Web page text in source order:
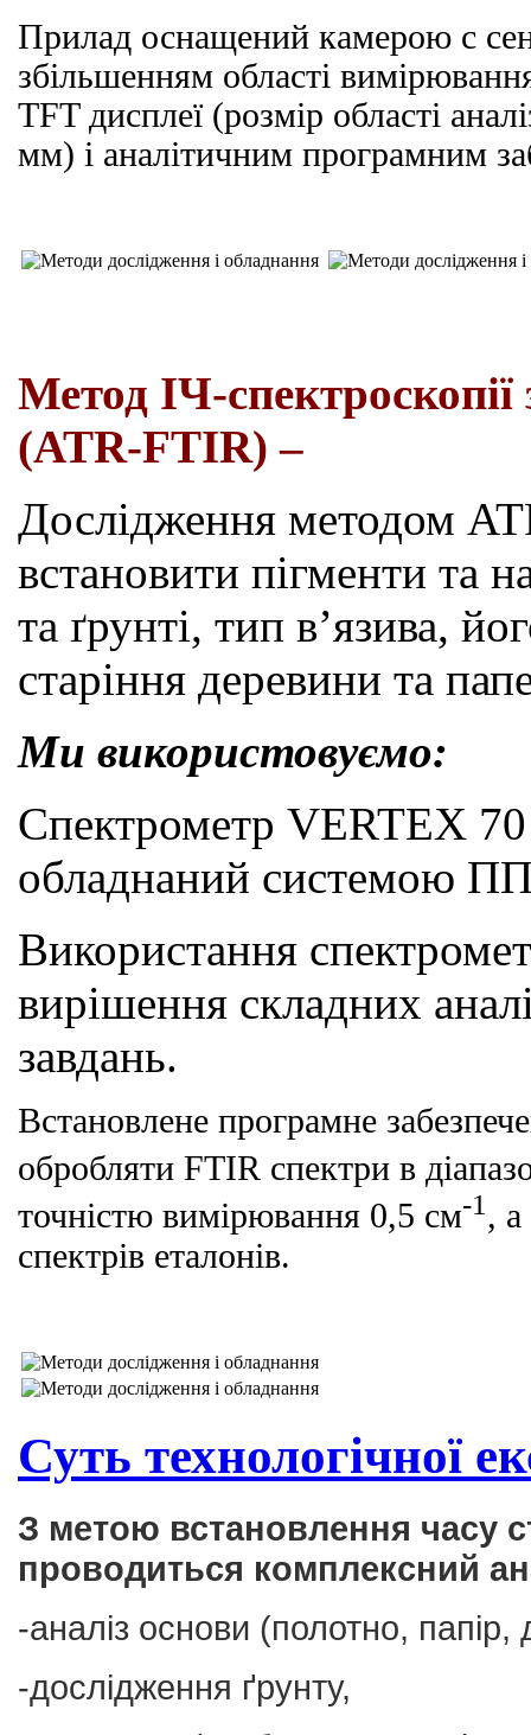
Прилад оснащений камерою c
збільшенням області
TFTдисплеї (розмір області
мм) і аналітичним програмним
Метод ІЧ-
(ATR-FTIR) –
Дослідження методом
встановити пігменти та
та ґрунті, тип в’язива,
старіння деревини та
Ми використовуємо:
Спектрометр VERTEX
обладнаний системою
Використання
вирішення складних
завдань.
Встановлене програмне
обробляти FTIR спектри в
точністю вимірювання 0,5 см-1 , а
спектрів еталонів.
Суть технологічної
З метою встановлення часу
проводиться комплексний
-аналіз основи (полотно,
-дослідження ґрунту,